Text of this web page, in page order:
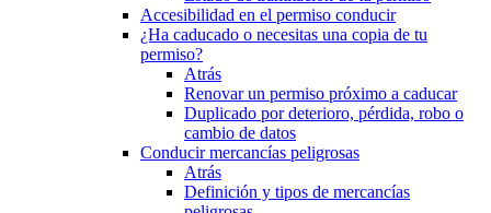
Accesibilidad en el permiso conducir
¿Ha caducado o necesitas una copia de tu
permiso?
Atrás
Renovar un permiso próximo a caducar
Duplicado por deterioro, pérdida, robo o
cambio de datos
Conducir mercancías peligrosas
Atrás
Definición y tipos de mercancías